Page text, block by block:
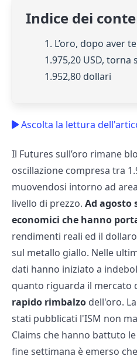
Indice dei
1. L’oro, dopo aver
1.975,20 USD, torna
1.952,80 dollari
Ascolta la lettura
Il Futures sull’oro rimane
oscillazione compresa tra
muovendosi intorno ad
livello di prezzo. Ad agosto
economici che hanno
rendimenti reali ed il
sul metallo giallo. Nelle
dati hanno iniziato a
quanto riguarda il mercato
rapido rimbalzo dell'oro.
stati pubblicati l'ISM non
Claims che hanno battuto
fine settimana è emerso